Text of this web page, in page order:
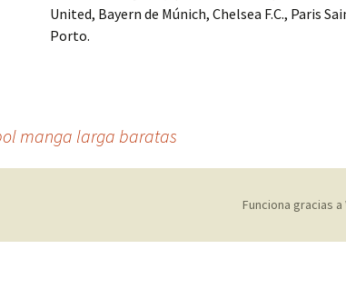
United, Bayern de Múnich, Chelsea F.C., Paris
Porto.
manga larga baratas
Funciona gracias